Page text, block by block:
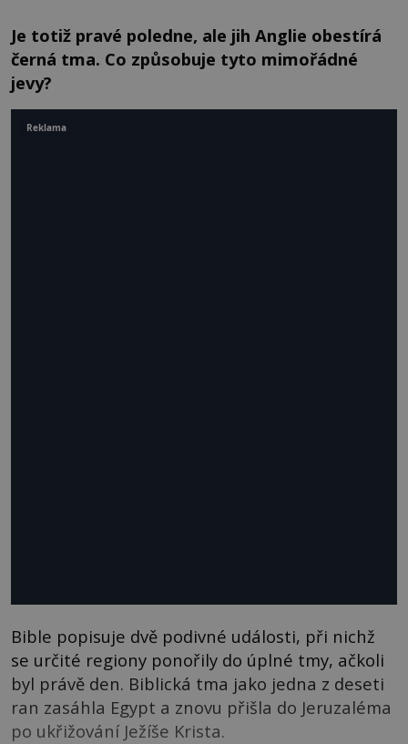
Je totiž pravé poledne, ale jih Anglie obestírá
černá tma. Co způsobuje tyto mimořádné
jevy?
Bible popisuje dvě podivné události, při nichž
se určité regiony ponořily do úplné tmy, ačkoli
byl právě den. Biblická tma jako jedna z deseti
ran zasáhla Egypt a znovu přišla do Jeruzaléma
po ukřižování Ježíše Krista.
Reklama